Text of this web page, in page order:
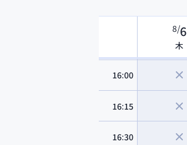
8/6
木
15:30
16:00
16:15
16:30